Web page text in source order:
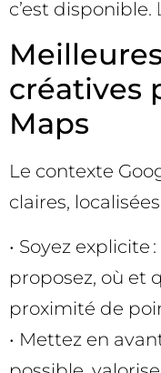
c’est disponible.
créatives
Maps
Le contexte
claires,
• Soyez explicite
proposez, où et
proximité de
• Mettez en